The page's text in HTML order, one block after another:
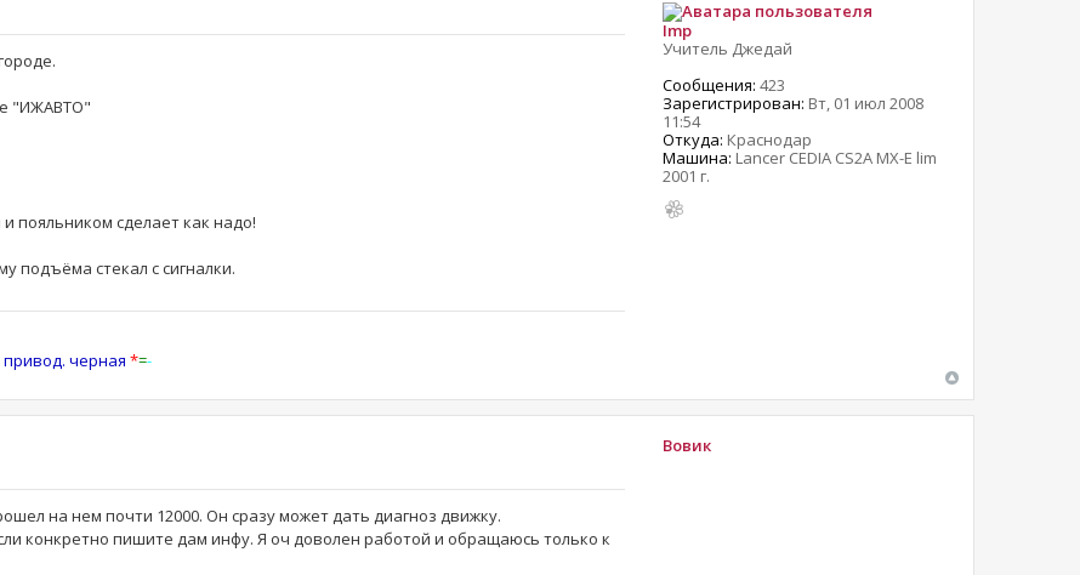
"ИЖАВТО"
пояльником сделает как надо!
подъёма стекал с сигналки.
привод. черная *=-
Imp
Учитель Джедай
Сообщения: 423
Зарегистрирован: Вт, 01 июл 2008
11:54
Откуда: Краснодар
Машина: Lancer CEDIA CS2A MX-E lim
2001 г.
на нем почти 12000. Он сразу может дать диагноз движку.
конкретно пишите дам инфу. Я оч доволен работой и обращаюсь только к
Вовик